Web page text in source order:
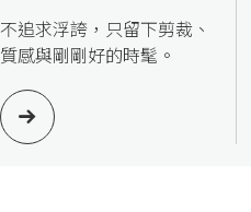
不追求浮誇，只留下剪裁、
質感與剛剛好的時髦。